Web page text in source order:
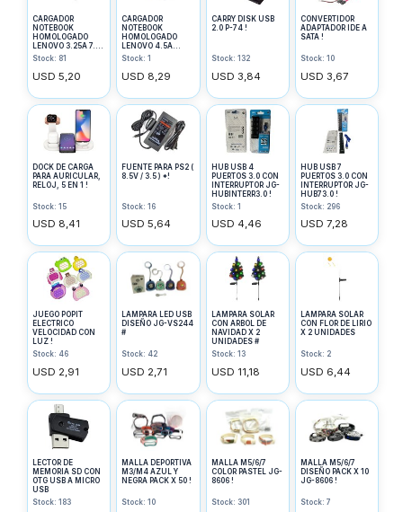
CARGADOR
NOTEBOOK
HOMOLOGADO
LENOVO 3.25A 7.9
X 5mm !
Stock: 81
USD 5,20
CARGADOR
NOTEBOOK
HOMOLOGADO
LENOVO 4.5A
4.0X1.7mm !
Stock: 1
USD 8,29
CARRY DISK USB
2.0 P-74 !
Stock: 132
USD 3,84
CONVERTIDOR
ADAPTADOR IDE A
SATA !
Stock: 10
USD 3,67
DOCK DE CARGA
PARA AURICULAR,
RELOJ, 5 EN 1 !
Stock: 15
USD 8,41
FUENTE PARA PS2 (
8.5V / 3.5 ) *!
Stock: 16
USD 5,64
HUB USB 4
PUERTOS 3.0 CON
INTERRUPTOR JG-
HUBINTERR3.0 !
Stock: 1
USD 4,46
HUB USB 7
PUERTOS 3.0 CON
INTERRUPTOR JG-
HUB73.0 !
Stock: 296
USD 7,28
JUEGO POPIT
ELECTRICO
VELOCIDAD CON
LUZ !
Stock: 46
USD 2,91
LAMPARA LED USB
DISEÑO JG-VS244
#
Stock: 42
USD 2,71
LAMPARA SOLAR
CON ARBOL DE
NAVIDAD X 2
UNIDADES #
Stock: 13
USD 11,18
LAMPARA SOLAR
CON FLOR DE LIRIO
X 2 UNIDADES
Stock: 2
USD 6,44
LECTOR DE
MEMORIA SD CON
OTG USB A MICRO
USB
Stock: 183
MALLA DEPORTIVA
M3/M4 AZUL Y
NEGRA PACK X 50 !
Stock: 10
MALLA M5/6/7
COLOR PASTEL JG-
8606 !
Stock: 301
MALLA M5/6/7
DISEÑO PACK X 10
JG-8606 !
Stock: 7